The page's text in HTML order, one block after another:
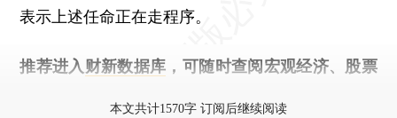
表示上述任命正在走程序。
推荐进入 财新数据库 ，可随时查阅宏观经济、股票
本文共计1570字 订阅后继续阅读